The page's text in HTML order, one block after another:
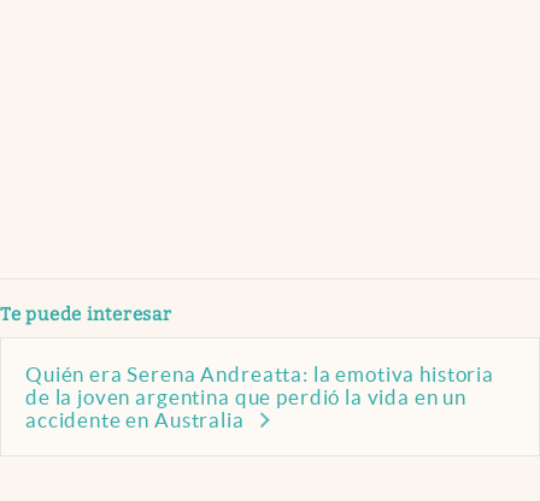
Te puede interesar
Quién era Serena Andreatta: la emotiva historia
de la joven argentina que perdió la vida en un
accidente en Australia